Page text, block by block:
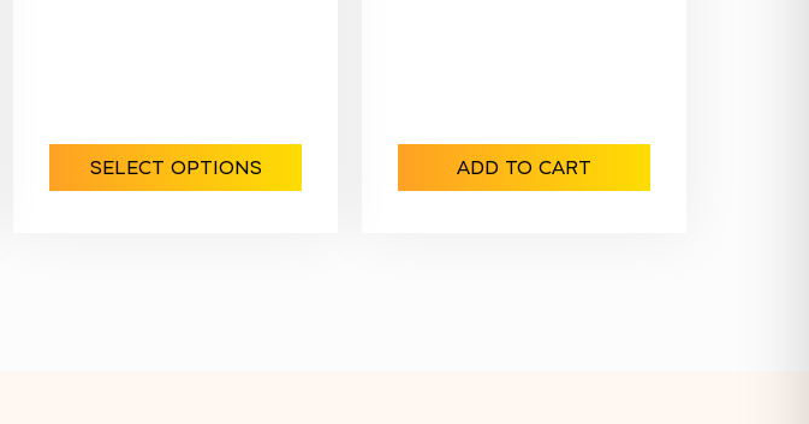
ADD TO CART
SELECT OPTIONS